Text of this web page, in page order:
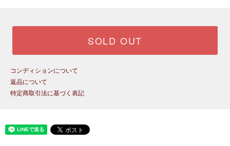
SOLD OUT
コンディションについて
返品について
特定商取引法に基づく表記